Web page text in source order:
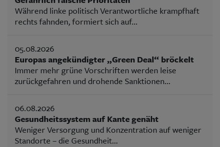
Während linke politisch Verantwortliche krampfhaft
rechts fahnden, formiert sich auf...
05.08.2026
Europas angekündigter „Green Deal“ bröckelt
Immer mehr grüne Vorschriften werden leise
zurückgefahren und drohende Sanktionen...
06.08.2026
Gesundheitssystem auf Kante genäht
Weniger Versorgung und Konzentration auf weniger
Standorte – die Gesundheit...